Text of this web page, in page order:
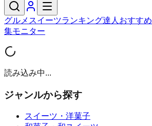
グルメ スイーツランキング達人おすすめ
集モニター
読み込み中...
ジャンルから探す
スイーツ・洋菓子